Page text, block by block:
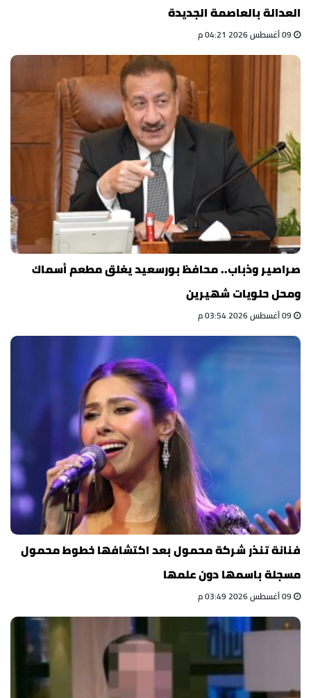
العدالة بالعاصمة الجديدة
صراصير وذباب.. محافظ بورسعيد يغلق مطعم أسماك
ومحل حلويات شهيرين
فنانة تنذر شركة محمول بعد اكتشافها خطوط محمول
مسجلة باسمها دون علمها